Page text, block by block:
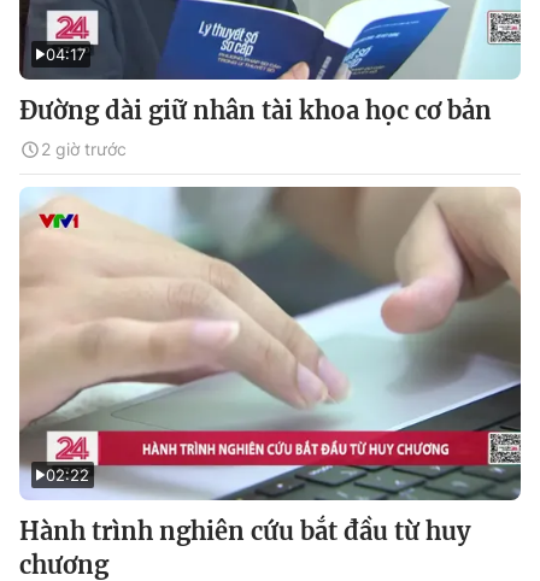
04:17
Đường dài giữ nhân tài khoa học cơ bản
2 giờ trước
02:22
Hành trình nghiên cứu bắt đầu từ huy
chương